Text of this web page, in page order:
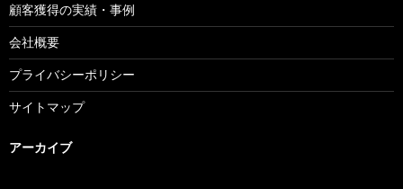
顧客獲得の実績・事例
会社概要
プライバシーポリシー
サイトマップ
アーカイブ